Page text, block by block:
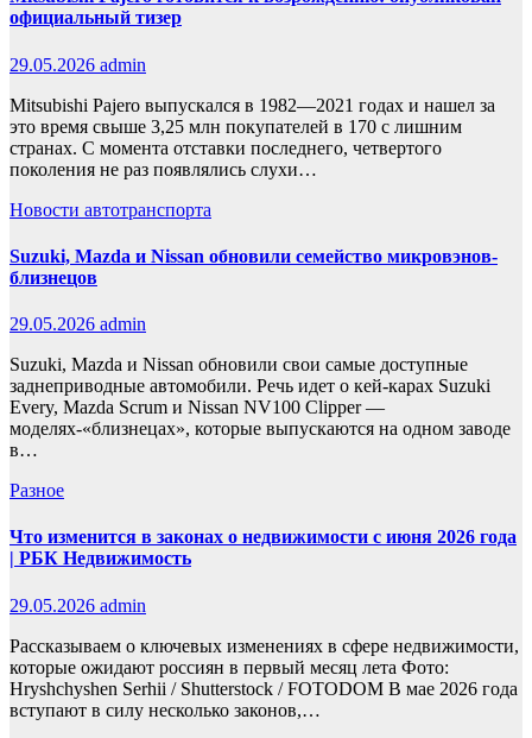
официальный тизер
29.05.2026 admin
Mitsubishi Pajero выпускался в 1982—2021 годах и нашел за
это время свыше 3,25 млн покупателей в 170 с лишним
странах. С момента отставки последнего, четвертого
поколения не раз появлялись слухи…
Новости автотранспорта
Suzuki, Mazda и Nissan обновили семейство микровэнов-
близнецов
29.05.2026 admin
Suzuki, Mazda и Nissan обновили свои самые доступные
заднеприводные автомобили. Речь идет о кей-карах Suzuki
Every, Mazda Scrum и Nissan NV100 Clipper —
моделях-«близнецах», которые выпускаются на одном заводе
в…
Разное
Что изменится в законах о недвижимости с июня 2026 года
| РБК Недвижимость
29.05.2026 admin
Рассказываем о ключевых изменениях в сфере недвижимости,
которые ожидают россиян в первый месяц лета Фото:
Hryshchyshen Serhii / Shutterstock / FOTODOM В мае 2026 года
вступают в силу несколько законов,…